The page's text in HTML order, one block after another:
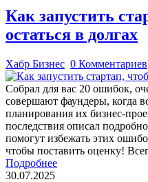
Как запустить
остаться в долгах
Хабр Бизнес 0 Комментариев
Собрал для вас 20 ошибок,
совершают фаундеры, когда
планирования их бизнес-
последствия описал
помогут избежать этих
чтобы поставить оценку!
Подробнее
30.07.2025